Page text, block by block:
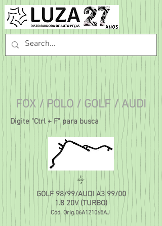
FOX / POLO / GOLF / AUDI
Digite "Ctrl + F" para busca
E-
2232-
A
GOLF 98/99/AUDI A3 99/00
1.8 20V (TURBO)
Cód. Orig.06A121065AJ